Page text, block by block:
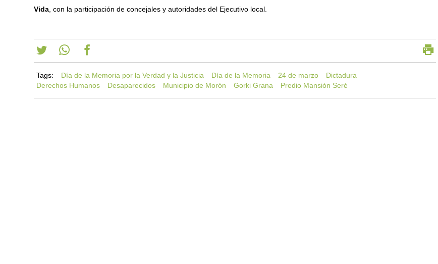
Vida , con la participación de concejales y autoridades del Ejecutivo local.
Tags: Día de la Memoria por la Verdad y la Justicia Día de la Memoria 24 de marzo
Dictadura
Derechos Humanos
Desaparecidos Municipio de Morón Gorki Grana Predio Mansión Seré